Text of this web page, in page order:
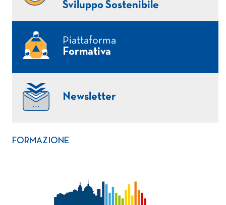
Sviluppo Sostenibile
Piattaforma
Formativa
Newsletter
FORMAZIONE